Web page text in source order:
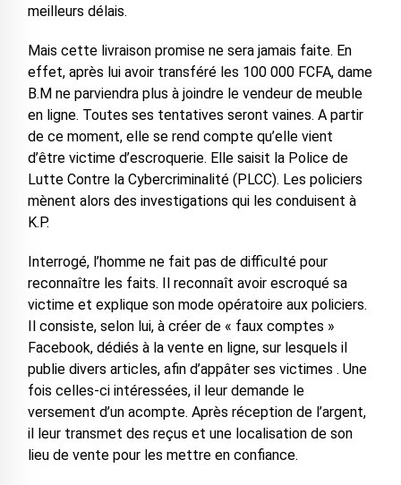
meilleurs délais.
Mais cette livraison promise ne sera jamais faite. En
effet, après lui avoir transféré les 100 000 FCFA, dame
B.M ne parviendra plus à joindre le vendeur de meuble
en ligne. Toutes ses tentatives seront vaines. A partir
de ce moment, elle se rend compte qu’elle vient
d’être victime d’escroquerie. Elle saisit la Police de
Lutte Contre la Cybercriminalité (PLCC). Les policiers
mènent alors des investigations qui les conduisent à
K.P.
Interrogé, l’homme ne fait pas de difficulté pour
reconnaître les faits. Il reconnaît avoir escroqué sa
victime et explique son mode opératoire aux policiers.
Il consiste, selon lui, à créer de « faux comptes »
Facebook, dédiés à la vente en ligne, sur lesquels il
publie divers articles, afin d’appâter ses victimes . Une
fois celles-ci intéressées, il leur demande le
versement d’un acompte. Après réception de l’argent,
il leur transmet des reçus et une localisation de son
lieu de vente pour les mettre en confiance.